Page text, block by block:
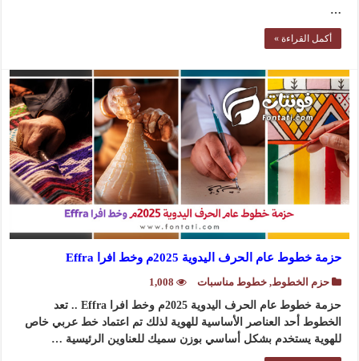
…
أكمل القراءة »
حزمة خطوط عام الحرف اليدوية 2025م وخط افرا Effra
حزم الخطوط,خطوط مناسبات
1,008
حزمة خطوط عام الحرف اليدوية 2025م وخط افرا Effra .. تعد
الخطوط أحد العناصر الأساسية للهوية لذلك تم اعتماد خط عربي خاص
للهوية يستخدم بشكل أساسي بوزن سميك للعناوين الرئيسية …